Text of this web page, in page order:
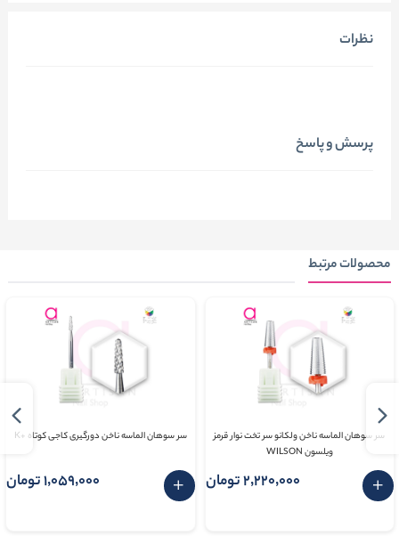
نظرات
پرسش و پاسخ
محصولات مرتبط
سر سوهان الماسه ناخن ولکانو سر تخت نوار قرمز
ویلسون WILSON
2٬220٬000 تومان
سر سوهان الماسه ناخن دورگیری کاجی کوتاه +K
1٬059٬000 تومان